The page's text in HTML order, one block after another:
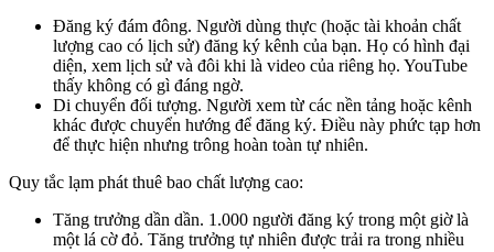
Đăng ký đám đông. Người dùng thực (hoặc tài khoản chất
lượng cao có lịch sử) đăng ký kênh của bạn. Họ có hình đại
diện, xem lịch sử và đôi khi là video của riêng họ. YouTube
thấy không có gì đáng ngờ.
Di chuyển đối tượng. Người xem từ các nền tảng hoặc kênh
khác được chuyển hướng để đăng ký. Điều này phức tạp hơn
để thực hiện nhưng trông hoàn toàn tự nhiên.
Quy tắc lạm phát thuê bao chất lượng cao:
Tăng trưởng dần dần. 1.000 người đăng ký trong một giờ là
một lá cờ đỏ. Tăng trưởng tự nhiên được trải ra trong nhiều